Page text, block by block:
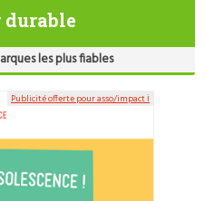
durable
les plus fiables
Publicité offerte pour asso/impact ℹ